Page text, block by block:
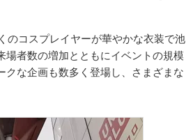
のコスプレイヤーが華やかな衣装で池
者数の増加とともにイベントの規模
クな企画も数多く登場し、さまざまな